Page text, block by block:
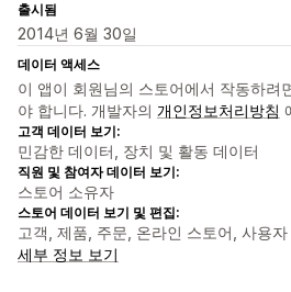
출시됨
2014년 6월 30일
데이터 액세스
이 앱이 회원님의 스토어에서 작동하려
야 합니다. 개발자의 개인정보처리방침
고객 데이터 보기:
민감한 데이터, 장치 및 활동 데이터
직원 및 참여자 데이터 보기:
스토어 소유자
스토어 데이터 보기 및 편집:
고객, 제품, 주문, 온라인 스토어, 사용자
세부 정보 보기